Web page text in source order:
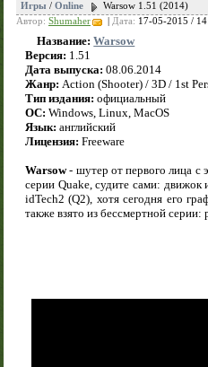
Карточный домик
3 сезон
Игры / Online
Warsow 1.51 (2014)
Автор: Shumaher Дата: 17-05-2015 /
Название: Warsow
Версия: 1.51
Дата выпуска: 08.06.2014
Жанр: Action (Shooter) / 3D / 1st
Тип издания: официальный
ОС: Windows, Linux, MacOS
Язык: английский
Лицензия: Freeware
Warsow- шутер от первого лица с
серии Quake, судите сами:
idTech2 (Q2), хотя сегодня его
также взято из бессмертной серии: